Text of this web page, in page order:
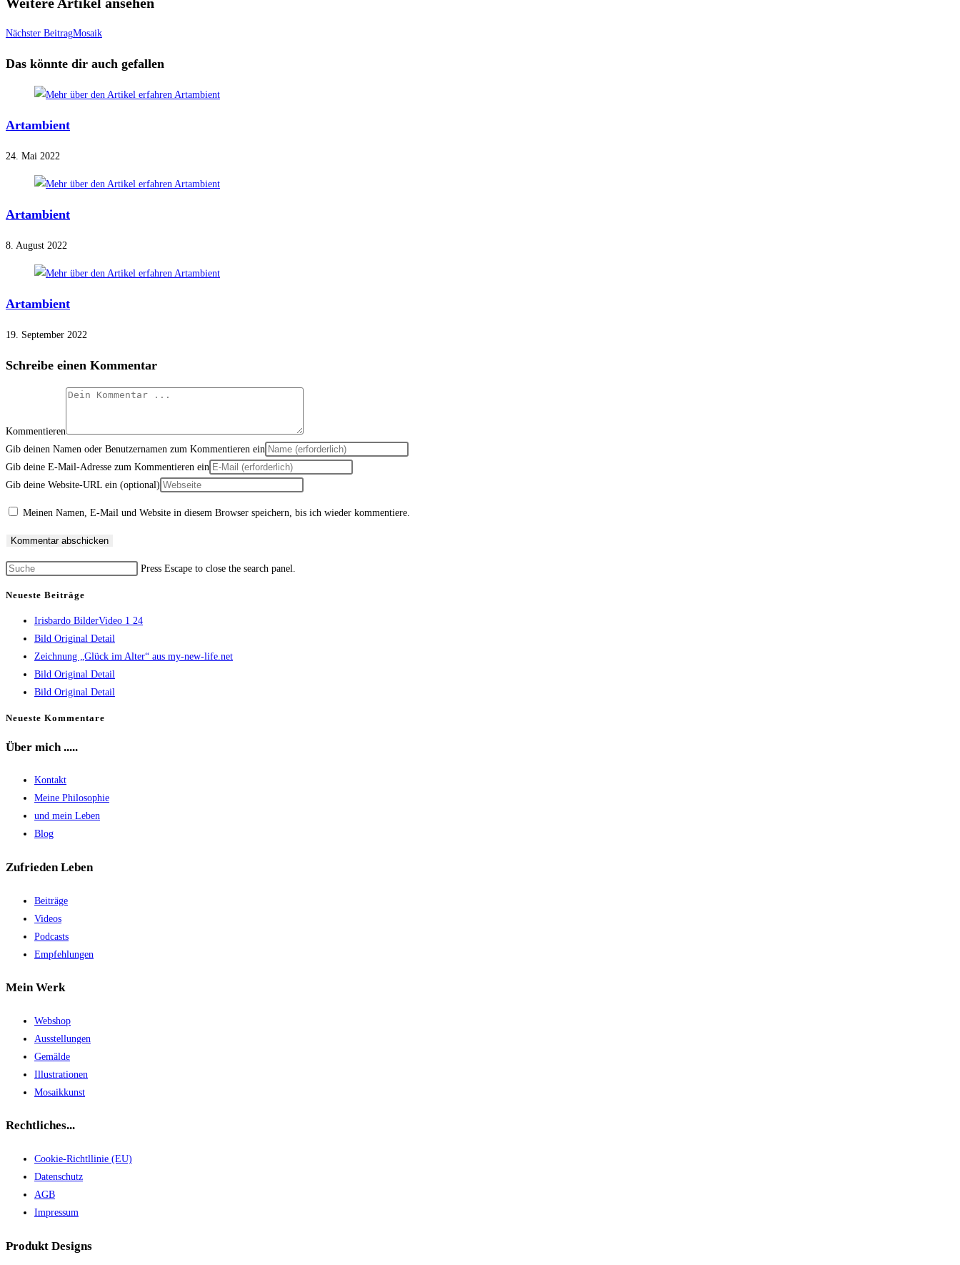
Nächster BeitragMosaik
Das könnte dir auch gefallen
Artambient
24. Mai 2022
Artambient
8. August 2022
Artambient
19. September 2022
Schreibe einen Kommentar
Kommentieren
Gib deinen Namen oder Benutzernamen zum Kommentieren ein
Gib deine E-Mail-Adresse zum Kommentieren ein
Gib deine Website-URL ein (optional)
Meinen Namen, E-Mail und Website in diesem Browser speichern, bis ich wieder kommentiere.
Press Escape to close the search panel.
Neueste Beiträge
Irisbardo BilderVideo 1 24
Bild Original Detail
Zeichnung „Glück im Alter“ aus my-new-life.net
Bild Original Detail
Bild Original Detail
Neueste Kommentare
Über mich .....
Kontakt
Meine Philosophie
und mein Leben
Blog
Zufrieden Leben
Beiträge
Videos
Podcasts
Empfehlungen
Mein Werk
Webshop
Ausstellungen
Gemälde
Illustrationen
Mosaikkunst
Rechtliches...
Cookie-Richtllinie (EU)
Datenschutz
AGB
Impressum
Produkt Designs